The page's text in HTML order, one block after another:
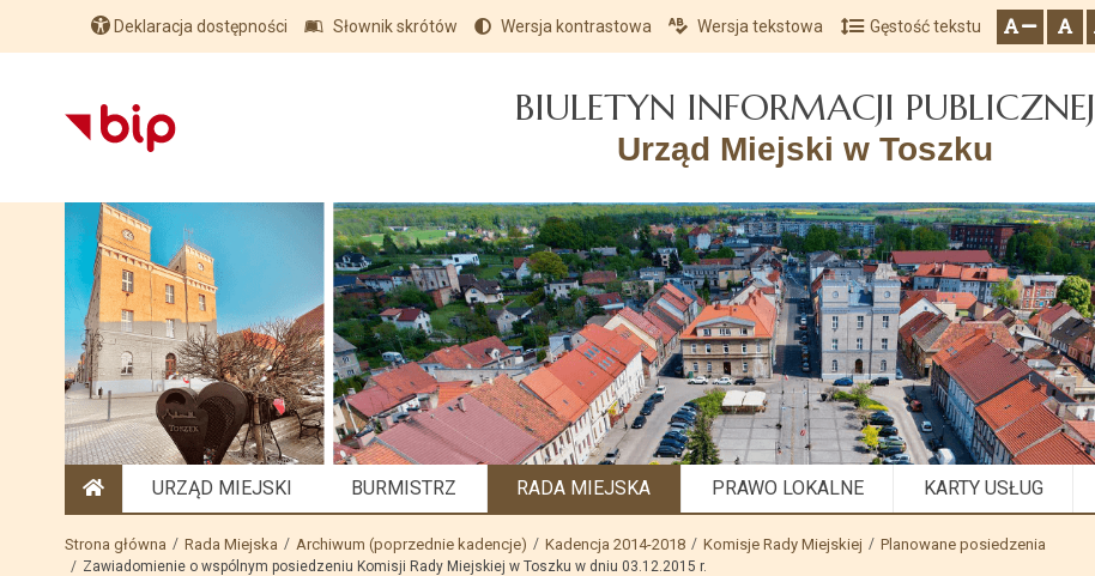
Przejdź do głównego menu
Przejdź do treści
Przejdź do mapy serwisu
Deklaracja dostępności Słownik skrótów Wersja kontrastowa Wersja tekstowa Gęstość tekstu
BIULETYN INFORMACJI PUBLICZNEJ
Urząd Miejski w Toszku
URZĄD MIEJSKI BURMISTRZ RADA MIEJSKA PRAWO LOKALNE KARTY USŁUG
Strona główna Rada Miejska Archiwum (poprzednie kadencje) Kadencja 2014-2018 Komisje Rady Miejskiej Planowane posiedzenia
Zawiadomienie o wspólnym posiedzeniu Komisji Rady Miejskiej w Toszku w dniu 03.12.2015 r.